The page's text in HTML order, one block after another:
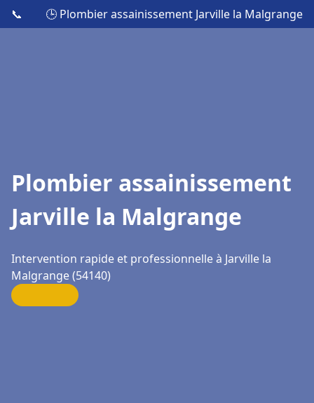
📞 🕒 Plombier assainissement Jarville la Malgrange
Plombier assainissement
Jarville la Malgrange
Intervention rapide et professionnelle à Jarville la
Malgrange (54140)